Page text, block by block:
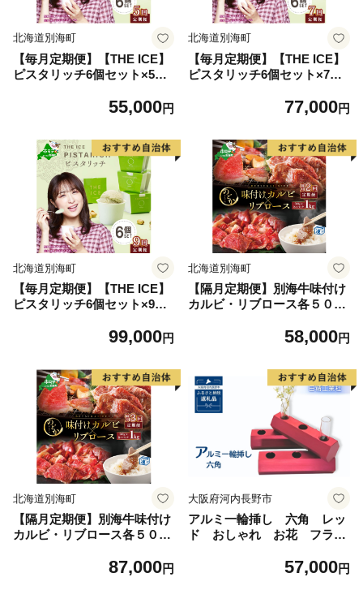
北海道別海町
【毎月定期便】【THE ICE】
ピスタリッチ6個セット×5ヵ
5】（J FARM AMUSE 株式
55,000円
北海道別海町
【毎月定期便】【THE ICE】
ピスタリッチ6個セット×7ヵ
7】（J FARM AMUSE 株式
77,000円
北海道別海町
【毎月定期便】【THE ICE】
ピスタリッチ6個セット×9ヵ
9】（J FARM AMUSE 株式
99,000円
北海道別海町
【隔月定期便】別海牛味付け
カルビ・リブロース各５００
58,000円
北海道別海町
【隔月定期便】別海牛味付け
カルビ・リブロース各５００
87,000円
大阪府河内長野市
アルミ一輪挿し 六角 レッ
ド おしゃれ お花 フラワ
57,000円